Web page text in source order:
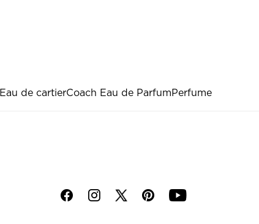
Eau de cartierCoach Eau de ParfumPerfume
f i p y